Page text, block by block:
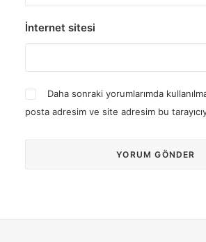
İnternet sitesi
Daha sonraki yorumlarımda
posta adresim ve site adresim bu